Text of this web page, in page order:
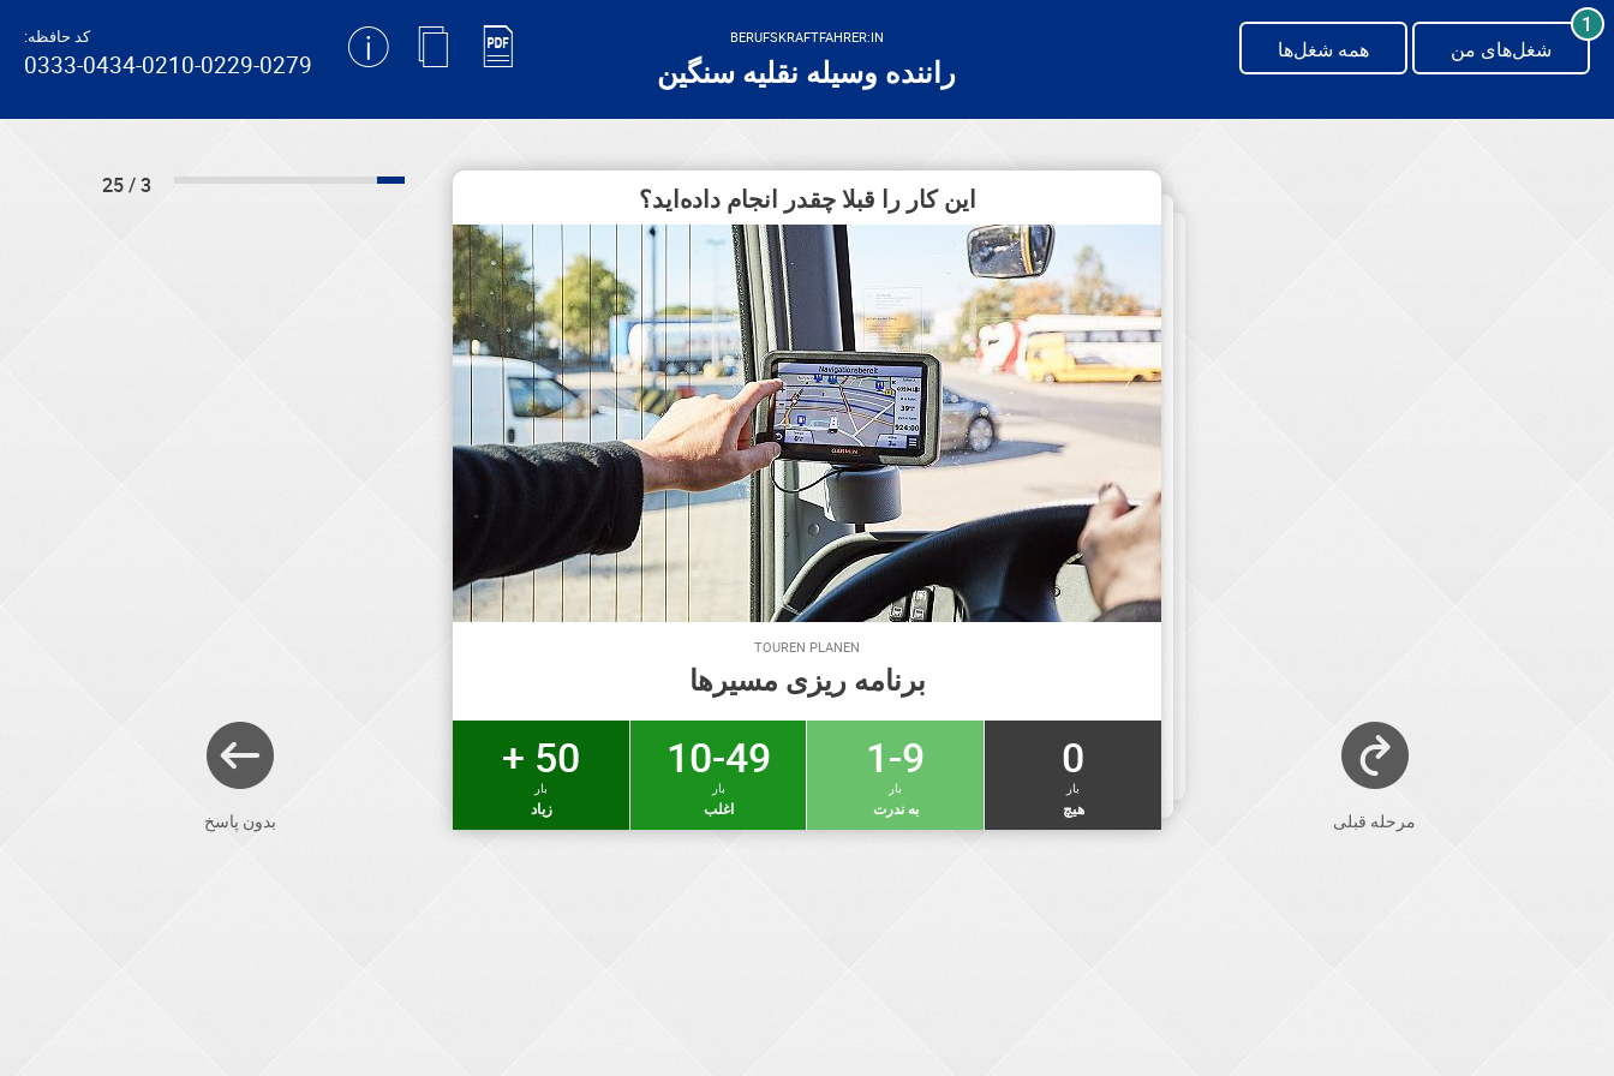
generating new hash
کد حافظه:
0333-0434-0210-0229-0279
BERUFSKRAFTFAHRER:IN
راننده وسیله نقلیه سنگین
همه شغل‌ها شغل‌های من
1
مرحله قبلی
این کار را قبلا چقدر انجام داده‌اید؟
TOUREN PLANEN
برنامه ریزی مسیرها
0
بار
هیچ
1-9
بار
به ندرت
10-49
بار
اغلب
50 +
بار
زیاد
3 / 25
بدون پاسخ